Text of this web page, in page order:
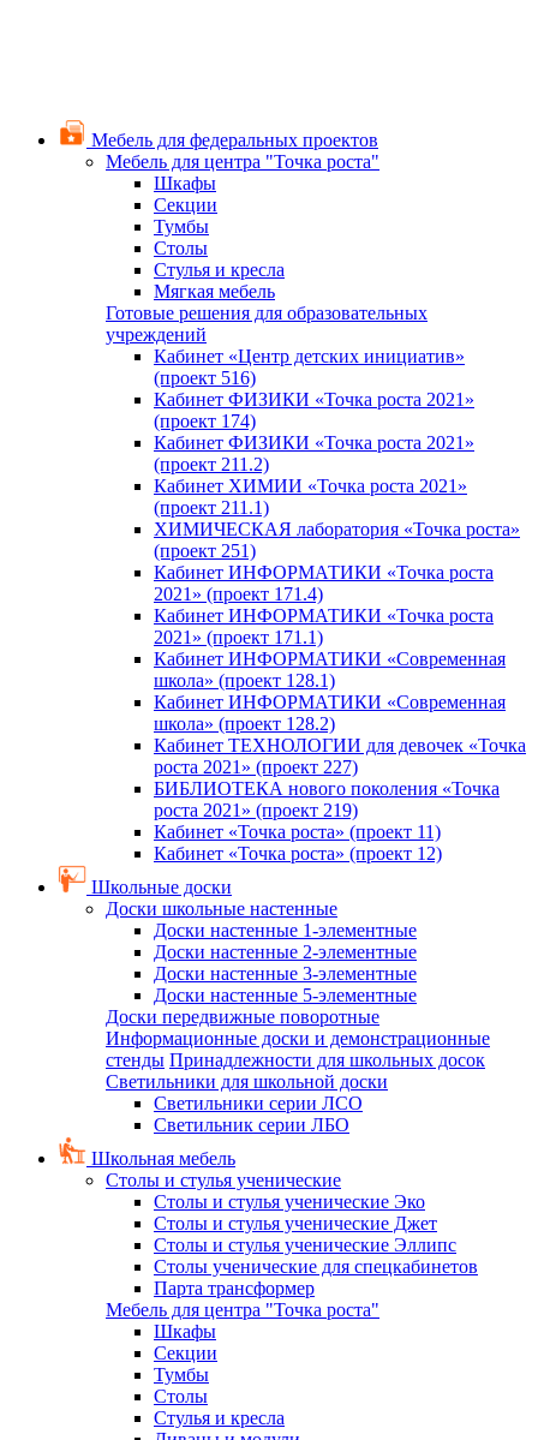
Мебель для федеральных проектов
Мебель для центра "Точка роста"
Шкафы
Секции
Тумбы
Столы
Стулья и кресла
Мягкая мебель
Готовые решения для образовательных
учреждений
Кабинет «Центр детских инициатив»
(проект 516)
Кабинет ФИЗИКИ «Точка роста 2021»
(проект 174)
Кабинет ФИЗИКИ «Точка роста 2021»
(проект 211.2)
Кабинет ХИМИИ «Точка роста 2021»
(проект 211.1)
ХИМИЧЕСКАЯ лаборатория «Точка роста»
(проект 251)
Кабинет ИНФОРМАТИКИ «Точка роста
2021» (проект 171.4)
Кабинет ИНФОРМАТИКИ «Точка роста
2021» (проект 171.1)
Кабинет ИНФОРМАТИКИ «Современная
школа» (проект 128.1)
Кабинет ИНФОРМАТИКИ «Современная
школа» (проект 128.2)
Кабинет ТЕХНОЛОГИИ для девочек «Точка
роста 2021» (проект 227)
БИБЛИОТЕКА нового поколения «Точка
роста 2021» (проект 219)
Кабинет «Точка роста» (проект 11)
Кабинет «Точка роста» (проект 12)
Школьные доски
Доски школьные настенные
Доски настенные 1-элементные
Доски настенные 2-элементные
Доски настенные 3-элементные
Доски настенные 5-элементные
Доски передвижные поворотные
Информационные доски и демонстрационные
стенды Принадлежности для школьных досок
Светильники для школьной доски
Светильники серии ЛСО
Светильник серии ЛБО
Школьная мебель
Столы и стулья ученические
Столы и стулья ученические Эко
Столы и стулья ученические Джет
Столы и стулья ученические Эллипс
Столы ученические для спецкабинетов
Парта трансформер
Мебель для центра "Точка роста"
Шкафы
Секции
Тумбы
Столы
Стулья и кресла